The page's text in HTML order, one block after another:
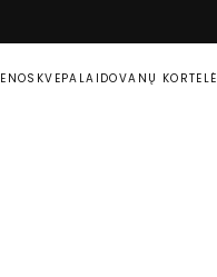
KVEPALAI DOVANŲ KORTELĖ